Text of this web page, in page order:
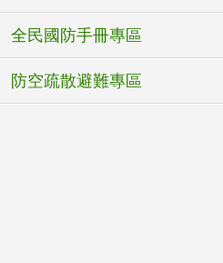
全民國防手冊專區
防空疏散避難專區